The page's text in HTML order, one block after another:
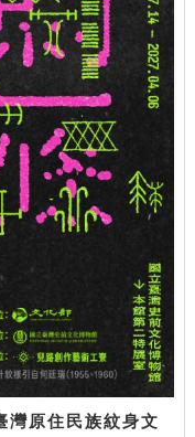
灣原住民族紋身文